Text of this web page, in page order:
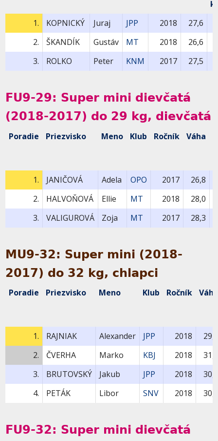
1.
KOPNICKÝ Juraj JPP 2018
27,6
2.
ŠKANDÍK Gustáv MT 2018
26,6
3.
ROLKO Peter KNM 2017 27,5
FU9-29: Super mini dievčatá
(2018-2017) do 29 kg, dievčatá
Poradie Priezvisko Meno Klub Ročník Váha
1.
JANIČOVÁ Adela OPO 2017
26,8
2.
HALVOŇOVÁ Ellie MT 2018
28,0
3.
VALIGUROVÁ Zoja MT 2017 28,3
MU9-32: Super mini (2018-
2017) do 32 kg, chlapci
Poradie Priezvisko Meno Klub Ročník
1. RAJNIAK Alexander JPP 2018
2.
ČVERHA Marko KBJ 2018
3.
BRUTOVSKÝ Jakub JPP 2018
4.
PETÁK Libor SNV 2018
FU9-32: Super mini dievčatá